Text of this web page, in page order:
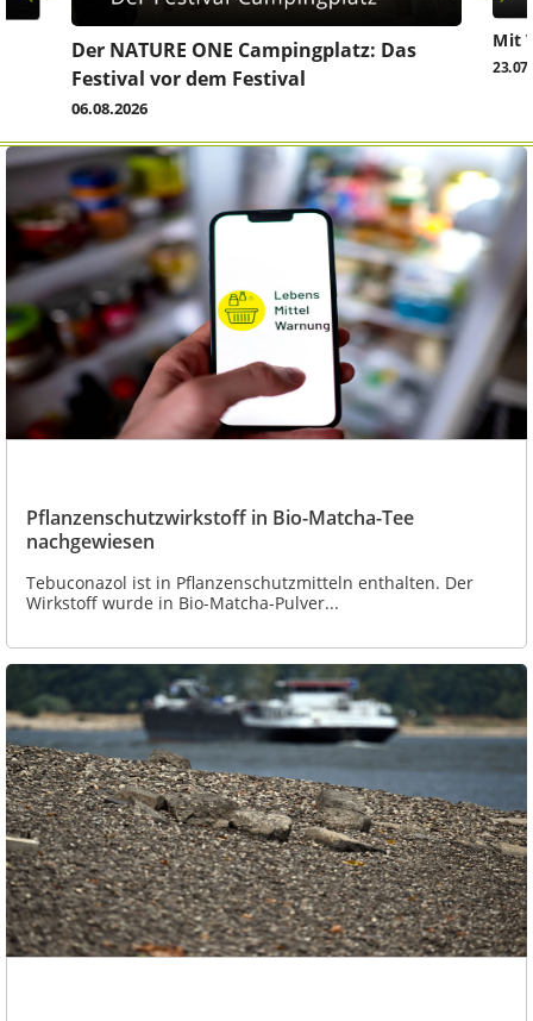
Der NATURE ONE Campingplatz: Das
Festival vor dem Festival
06.08.2026
Mit
Pflanzenschutzwirkstoff in Bio-Matcha-Tee
nachgewiesen
Tebuconazol ist in Pflanzenschutzmitteln enthalten. Der
Wirkstoff wurde in Bio-Matcha-Pulver...